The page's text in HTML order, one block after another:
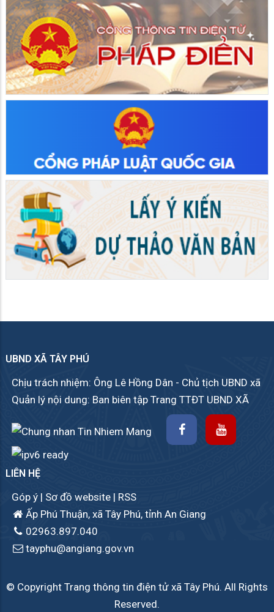
UBND XÃ TÂY PHÚ
Chịu trách nhiệm: Ông Lê Hồng Dân - Chủ tịch UBND xã
Quản lý nội dung: Ban biên tập Trang TTĐT UBND XÃ
LIÊN HỆ
Góp ý | Sơ đồ website | RSS
Ấp Phú Thuận, xã Tây Phú, tỉnh An Giang
02963.897.040
tayphu@angiang.gov.vn
© Copyright Trang thông tin điện tử xã Tây Phú. All Rights
Reserved.